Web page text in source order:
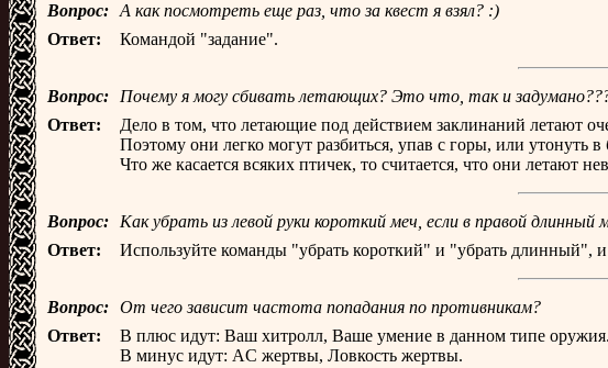
Вопрос:
А как посмотреть еще раз, что за квест я взял? :)
Ответ:
Командой "задание".
Вопрос:
Почему я могу сбивать летающих? Это что, так и
Ответ:
Дело в том, что летающие под действием заклинаний летают
Поэтому они легко могут разбиться, упав с горы, или утонуть в
Что же касается всяких птичек, то считается, что они летают
Вопрос:
Как убрать из левой руки короткий меч, если в правой
Ответ:
Используйте команды "убрать короткий" и "убрать длинный", и
Вопрос:
От чего зависит частота попадания по противникам?
Ответ:
В плюс идут: Ваш хитролл, Ваше умение в данном типе оружия.
В минус идут: AC жертвы, Ловкость жертвы.